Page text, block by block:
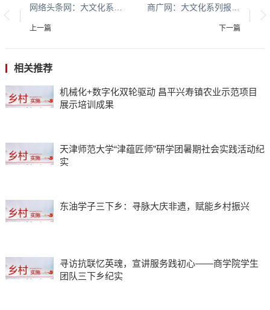
上一篇 下一篇
相关推荐
机械化+数字化双轮驱动 昌平兴寿镇农业示范项目
展示培训成果
天津师范大学“津蕴匠师”研学团暑期社会实践活动纪
实
东油学子三下乡：寻脉大庆非遗，赋能乡村振兴
寻访抗联忆英魂，宣讲服务践初心——商学院学生
团队三下乡纪实